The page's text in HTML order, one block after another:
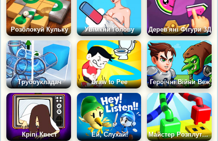
Розблокуй Кульку Увімкни Голову Дерев'яні Фігури 3Д
Трубоукладач Draw to Pee Героїчні Війни Веж
Кріпі Квест Ей, Слухай! Майстер Розплутування 3Д